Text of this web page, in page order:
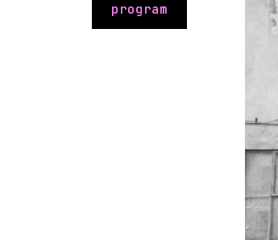
program